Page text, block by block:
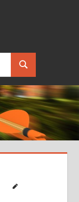
Suchen